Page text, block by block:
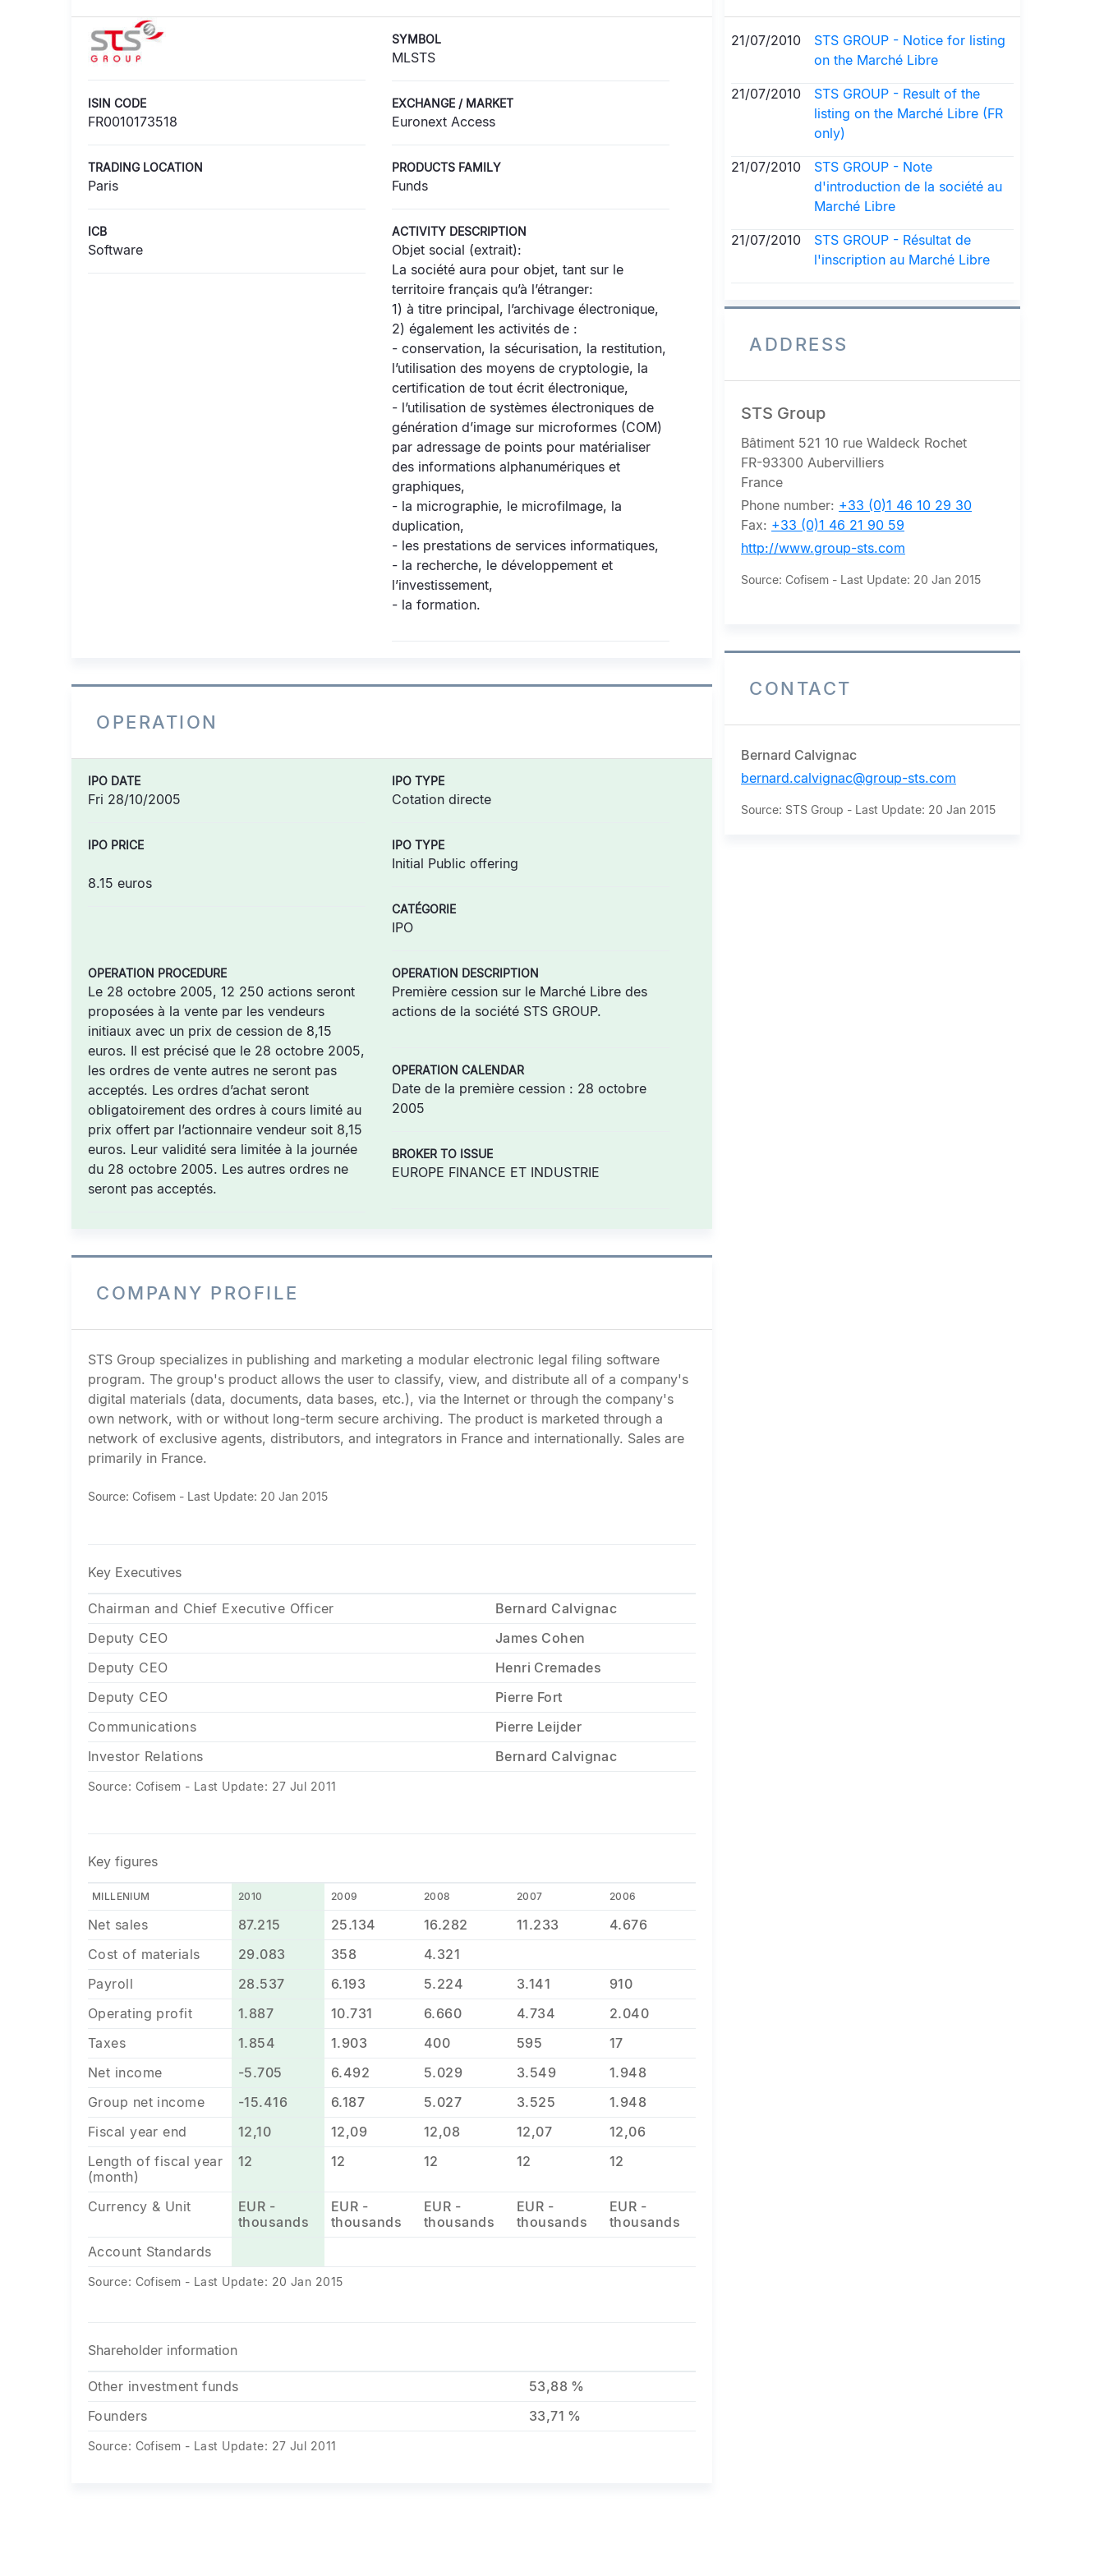
SYMBOL
MLSTS
ISIN CODE
FR0010173518
EXCHANGE / MARKET
Euronext Access
TRADING LOCATION
Paris
PRODUCTS FAMILY
Funds
ICB
Software
ACTIVITY DESCRIPTION
Objet social (extrait):
La société aura pour objet, tant sur le
territoire français qu’à l’étranger:
1) à titre principal, l’archivage électronique,
2) également les activités de :
- conservation, la sécurisation, la restitution,
l’utilisation des moyens de cryptologie, la
certification de tout écrit électronique,
- l’utilisation de systèmes électroniques de
génération d’image sur microformes (COM)
par adressage de points pour matérialiser
des informations alphanumériques et
graphiques,
- la micrographie, le microfilmage, la
duplication,
- les prestations de services informatiques,
- la recherche, le développement et
l’investissement,
- la formation.
OPERATION
IPO DATE
Fri 28/10/2005
IPO TYPE
Cotation directe
IPO PRICE
8.15 euros
IPO TYPE
Initial Public offering
CATÉGORIE
IPO
OPERATION PROCEDURE
Le 28 octobre 2005, 12 250 actions seront
proposées à la vente par les vendeurs
initiaux avec un prix de cession de 8,15
euros. Il est précisé que le 28 octobre 2005,
les ordres de vente autres ne seront pas
acceptés. Les ordres d’achat seront
obligatoirement des ordres à cours limité au
prix offert par l’actionnaire vendeur soit 8,15
euros. Leur validité sera limitée à la journée
du 28 octobre 2005. Les autres ordres ne
seront pas acceptés.
OPERATION DESCRIPTION
Première cession sur le Marché Libre des
actions de la société STS GROUP.
OPERATION CALENDAR
Date de la première cession : 28 octobre
2005
BROKER TO ISSUE
EUROPE FINANCE ET INDUSTRIE
COMPANY PROFILE
STS Group specializes in publishing and marketing a modular electronic legal filing software
program. The group's product allows the user to classify, view, and distribute all of a company's
digital materials (data, documents, data bases, etc.), via the Internet or through the company's
own network, with or without long-term secure archiving. The product is marketed through a
network of exclusive agents, distributors, and integrators in France and internationally. Sales are
primarily in France.
Source: Cofisem - Last Update: 20 Jan 2015
Key Executives
Chairman and Chief Executive Officer
Bernard Calvignac
Deputy CEO
James Cohen
Deputy CEO
Henri Cremades
Deputy CEO
Pierre Fort
Communications
Pierre Leijder
Investor Relations
Bernard Calvignac
Source: Cofisem - Last Update: 27 Jul 2011
Key figures
MILLENIUM 2010 2009 2008 2007 2006
Net sales 87.215 25.134 16.282 11.233
4.676
Cost of materials
29.083 358
4.321
Payroll
28.537 6.193 5.224 3.141
910
Operating profit
1.887 10.731 6.660 4.734
2.040
Taxes
1.854 1.903 400 595
17
Net income
-5.705 6.492 5.029 3.549
1.948
Group net income
-15.416 6.187 5.027 3.525
1.948
Fiscal year end
12,10 12,09 12,08 12,07
12,06
Length of fiscal year
(month)
12 12 12 12 12
Currency & Unit
EUR -
thousands
EUR -
thousands
EUR -
thousands
EUR -
thousands
EUR -
thousands
Account Standards
Source: Cofisem - Last Update: 20 Jan 2015
Shareholder information
Other investment funds
53,88 %
Founders
33,71 %
Source: Cofisem - Last Update: 27 Jul 2011
21/07/2010
STS GROUP - Notice for listing
on the Marché Libre
21/07/2010
STS GROUP - Result of the
listing on the Marché Libre (FR
only)
21/07/2010
STS GROUP - Note
d'introduction de la société au
Marché Libre
21/07/2010
STS GROUP - Résultat de
l'inscription au Marché Libre
ADDRESS
STS Group
Bâtiment 521 10 rue Waldeck Rochet
FR-93300 Aubervilliers
France
Phone number: +33 (0)1 46 10 29 30
Fax: +33 (0)1 46 21 90 59
http://www.group-sts.com
Source: Cofisem - Last Update: 20 Jan 2015
CONTACT
Bernard Calvignac
bernard.calvignac@group-sts.com
Source: STS Group - Last Update: 20 Jan 2015